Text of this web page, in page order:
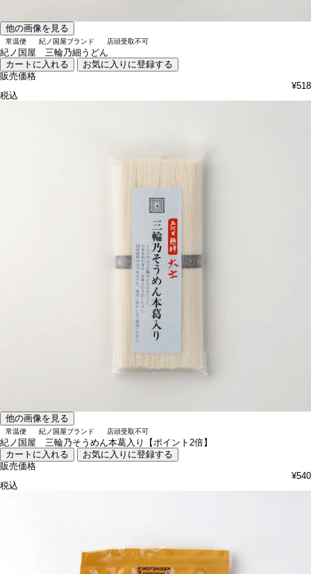
他の画像を見る
常温便 紀ノ国屋ブランド 店頭受取不可
紀ノ国屋 三輪乃細うどん
カートに入れる
お気に入りに登録する
販売価格
¥518
税込
他の画像を見る
常温便 紀ノ国屋ブランド 店頭受取不可
紀ノ国屋 三輪乃そうめん本葛入り【ポイント2倍】
カートに入れる
お気に入りに登録する
販売価格
¥540
税込